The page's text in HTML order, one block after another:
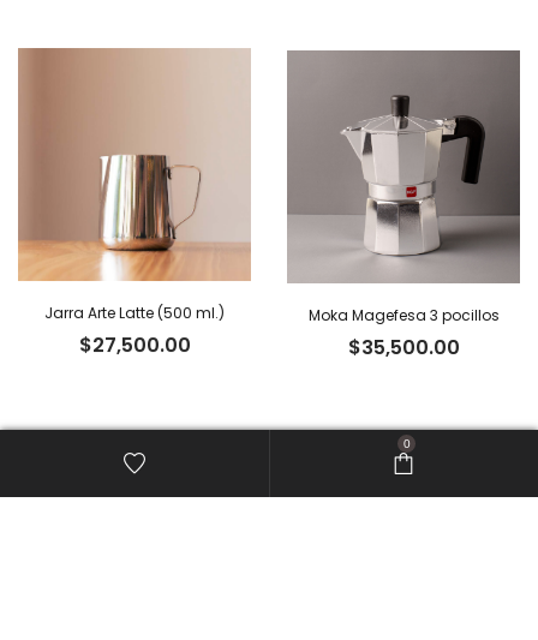
desde
Jarra Arte Latte (500 ml.)
$27,500.00
Moka Magefesa 3 pocillos
$35,500.00
0